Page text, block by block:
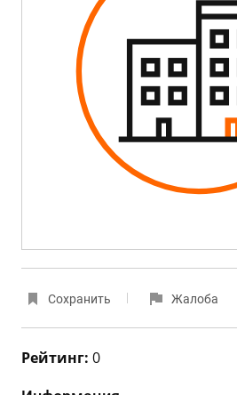
Сохранить Жалоба
Рейтинг: 0